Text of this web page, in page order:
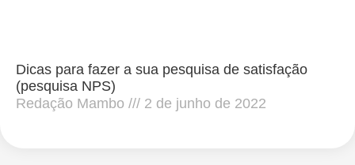
Dicas para fazer a sua pesquisa de satisfação
(pesquisa NPS)
Redação Mambo
2 de junho de 2022